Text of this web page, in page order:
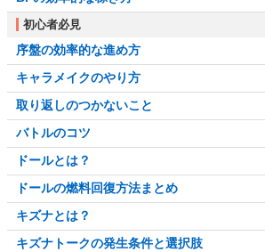
初心者必見
序盤の効率的な進め方
キャラメイクのやり方
取り返しのつかないこと
バトルのコツ
ドールとは？
ドールの燃料回復方法まとめ
キズナとは？
キズナトークの発生条件と選択肢